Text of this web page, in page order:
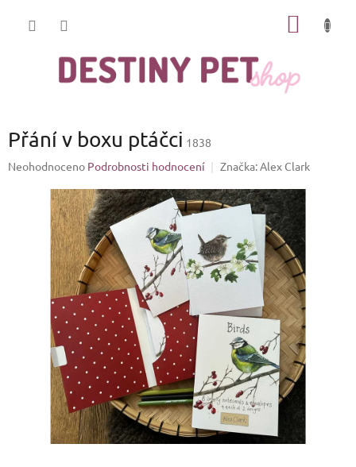
Přání v boxu ptáčci 1838
Průměrné
produktu
hvězdiček.
Neohodnoceno Podrobnosti hodnocení Značka:Alex Clark